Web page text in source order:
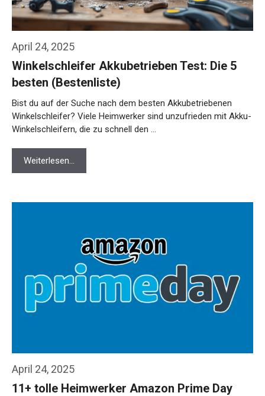
April 24, 2025
Winkelschleifer Akkubetrieben Test: Die 5
besten (Bestenliste)
Bist du auf der Suche nach dem besten Akkubetriebenen
Winkelschleifer? Viele Heimwerker sind unzufrieden mit Akku-
Winkelschleifern, die zu schnell den …
Weiterlesen…
April 24, 2025
11+ tolle Heimwerker Amazon Prime Day